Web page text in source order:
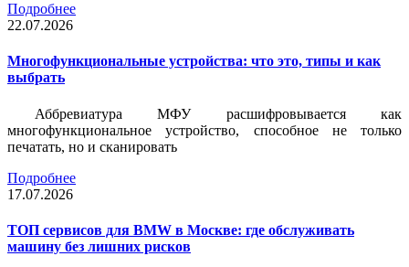
Подробнее
22.07.2026
Многофункциональные устройства: что это, типы и как
выбрать
Аббревиатура МФУ расшифровывается как
многофункциональное устройство, способное не только
печатать, но и сканировать
Подробнее
17.07.2026
ТОП сервисов для BMW в Москве: где обслуживать
машину без лишних рисков